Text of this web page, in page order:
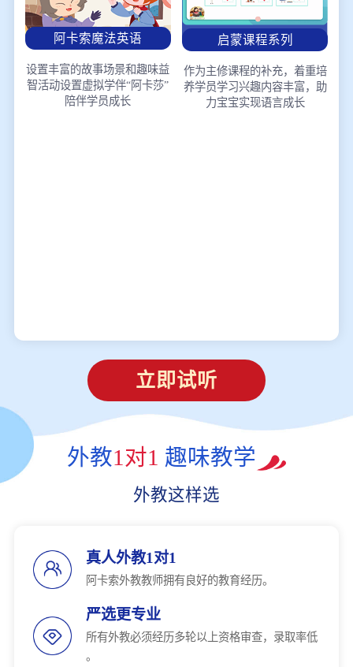
阿卡索魔法英语
设置丰富的故事场景和趣味益
智活动设置虚拟学伴“阿卡莎”
陪伴学员成长
启蒙课程系列
作为主修课程的补充，着重培
养学员学习兴趣内容丰富，助
力宝宝实现语言成长
立即试听
外教1对1 趣味教学
外教这样选
真人外教1对1
阿卡索外教教师拥有良好的教育经历。
严选更专业
所有外教必须经历多轮以上资格审查，录取率低
。